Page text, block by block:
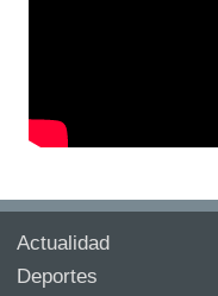
Actualidad
Deportes